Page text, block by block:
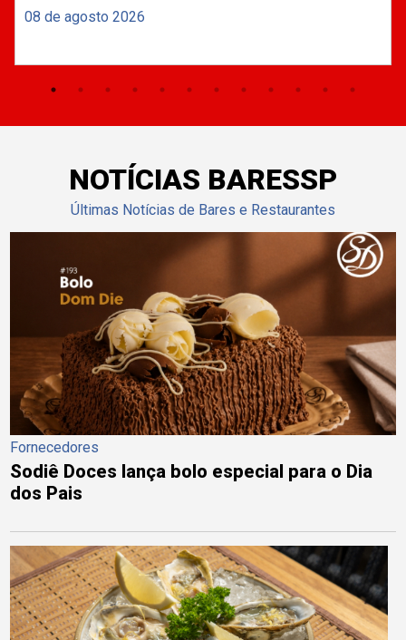
08 de agosto 2026
NOTÍCIAS BARESSP
Últimas Notícias de Bares e Restaurantes
Fornecedores
Sodiê Doces lança bolo especial para o Dia
dos Pais